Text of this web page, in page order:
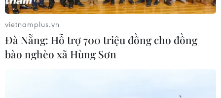
vietnamplus.vn
Đà Nẵng: Hỗ trợ 700 triệu đồng cho đồng
bào nghèo xã Hùng Sơn